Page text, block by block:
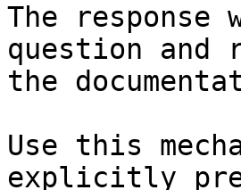
The
question and
the
Use this
explicitly